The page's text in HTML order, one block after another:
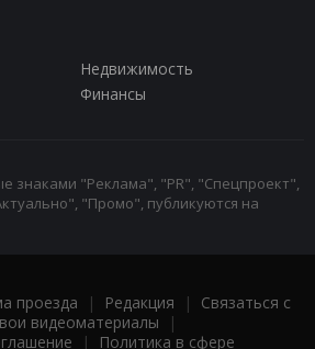
Недвижимость
Финансы
знаками "Реклама", "PR", "Спецпроект",
"Промо", публикуются на
проезда | Редакция | Связаться с
видеоматериалы |
| Политика в сфере